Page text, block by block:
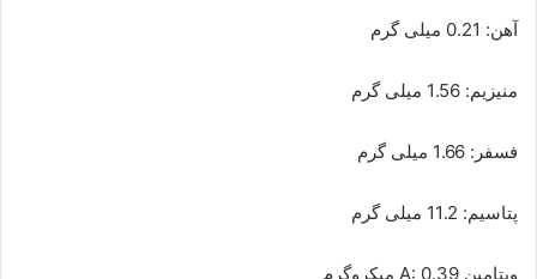
آهن: 0.21 میلی گرم
منیزیم: 1.56 میلی گرم
فسفر: 1.66 میلی گرم
پتاسیم: 11.2 میلی گرم
ویتامین A: 0.39 میکروگرم